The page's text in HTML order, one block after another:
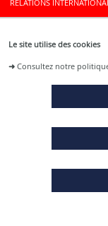
Le site utilise des cookies
➜Consultez notre
RELATIONS
Restons